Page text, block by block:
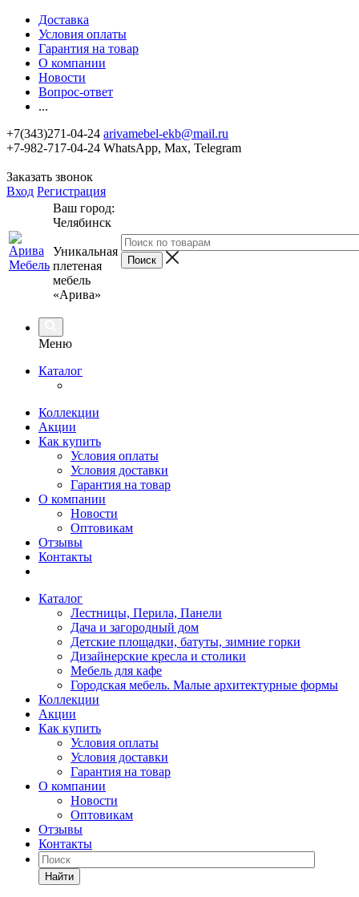
Доставка
Условия оплаты
Гарантия на товар
О компании
Новости
Вопрос-ответ
...
+7(343)271-04-24 arivamebel-ekb@mail.ru
+7-982-717-04-24 WhatsApp, Max, Telegram
Заказать звонок
Вход Регистрация
Ваш город:
Челябинск
Уникальная
плетеная
мебель
«Арива»
Меню
Каталог
Коллекции
Акции
Как купить
Условия оплаты
Условия доставки
Гарантия на товар
О компании
Новости
Оптовикам
Отзывы
Контакты
Каталог
Лестницы, Перила, Панели
Дача и загородный дом
Детские площадки, батуты, зимние горки
Дизайнерские кресла и столики
Мебель для кафе
Городская мебель. Малые архитектурные формы
Коллекции
Акции
Как купить
Условия оплаты
Условия доставки
Гарантия на товар
О компании
Новости
Оптовикам
Отзывы
Контакты
Найти